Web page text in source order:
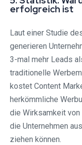
erfolgreich ist
Laut einer Studie
generieren
3-mal mehr Leads
traditionelle
kostet Content
herkömmliche
die Wirksamkeit
die Unternehmen
ziehen können.